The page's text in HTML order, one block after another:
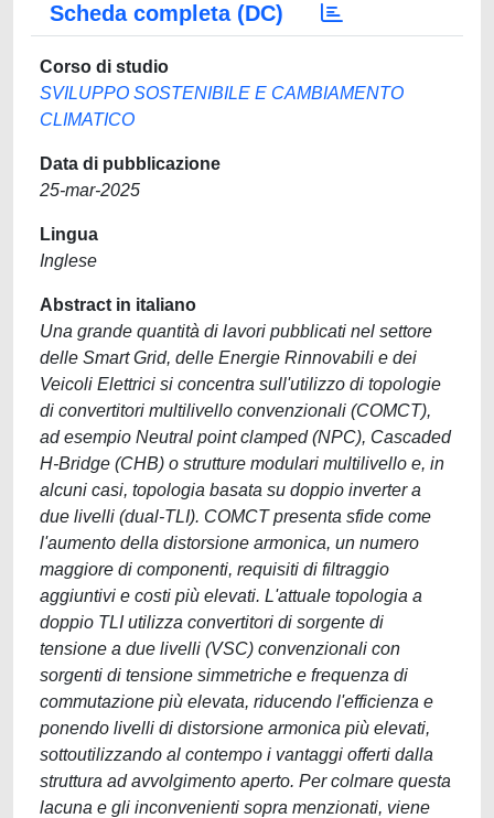
Scheda completa (DC)
Corso di studio
SVILUPPO SOSTENIBILE E CAMBIAMENTO
CLIMATICO
Data di pubblicazione
25-mar-2025
Lingua
Inglese
Abstract in italiano
Una grande quantità di lavori pubblicati nel settore
delle Smart Grid, delle Energie Rinnovabili e dei
Veicoli Elettrici si concentra sull'utilizzo di topologie
di convertitori multilivello convenzionali (COMCT),
ad esempio Neutral point clamped (NPC), Cascaded
H-Bridge (CHB) o strutture modulari multilivello e, in
alcuni casi, topologia basata su doppio inverter a
due livelli (dual-TLI). COMCT presenta sfide come
l'aumento della distorsione armonica, un numero
maggiore di componenti, requisiti di filtraggio
aggiuntivi e costi più elevati. L'attuale topologia a
doppio TLI utilizza convertitori di sorgente di
tensione a due livelli (VSC) convenzionali con
sorgenti di tensione simmetriche e frequenza di
commutazione più elevata, riducendo l'efficienza e
ponendo livelli di distorsione armonica più elevati,
sottoutilizzando al contempo i vantaggi offerti dalla
struttura ad avvolgimento aperto. Per colmare questa
lacuna e gli inconvenienti sopra menzionati, viene